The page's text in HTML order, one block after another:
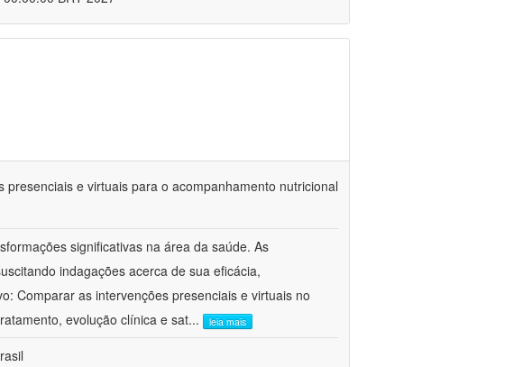
e virtuais para o acompanhamento nutricional
significativas na área da saúde. As
indagações acerca de sua eficácia,
Comparar as intervenções presenciais e virtuais no
evolução clínica e sat... leia mais